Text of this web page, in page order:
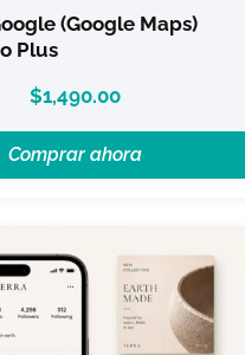
(Google Maps)
Plus
$1,490.00
Comprar ahora